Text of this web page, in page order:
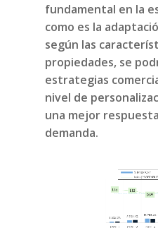
fundamental en la
como es la
según las
propiedades, se
estrategias
nivel de
una mejor
demanda.